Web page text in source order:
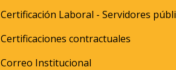
Certificación Laboral - Servidores
Certificaciones contractuales
Correo Institucional